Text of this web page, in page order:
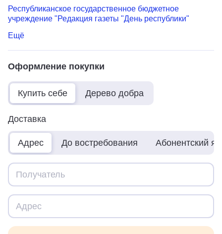
Республиканское государственное бюджетное
учреждение "Редакция газеты "День республики"
Ещё
Оформление покупки
Купить себе Дерево добра
Доставка
Адрес До востребования Абонентский